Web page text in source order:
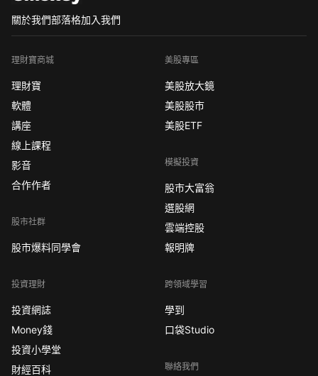
關於我們部落格加入我們
理財寶商城
理財寶
軟體
講座
線上課程
影音
合作作者
股市社群
股市爆料同學會
投資理財
投資網誌
Money錢
投資小學堂
財經百科
美股專區
美股放大鏡
美股股市
美股ETF
模擬投資
股市大富翁
選股網
雲端控股
報明牌
跨領域學習
學到
口袋Studio
聯絡我們